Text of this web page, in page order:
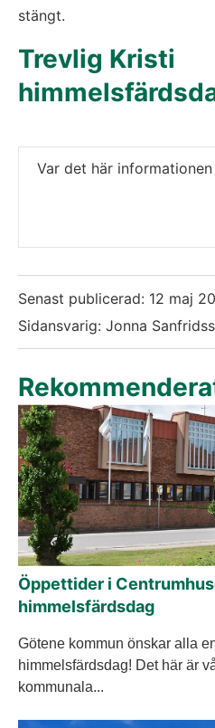
stängt.
Trevlig Kristi
Var det här
Senast publicerad: 12 maj
Sidansvarig: Jonna
Öppettider i
himmelsfärdsdag
Götene kommun önskar alla
himmelsfärdsdag! Det här är
kommunala...